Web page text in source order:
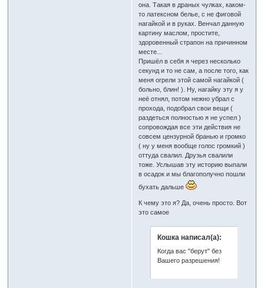
она. Такая в драных чулках, каком-
то латексном белье, с не фиговой
нагайкой и в руках. Венчал данную
картину маслом, простите,
здоровенный страпон на причинном
месте...
Пришёл в себя я через несколько
секунд и то не сам, а после того, как
меня огрели этой самой нагайкой (
больно, блин! ). Ну, нагайку эту я у
неё отнял, потом нежно убрал с
прохода, подобрал свои вещи (
раздеться полностью я не успел )
сопровождая все эти действия не
совсем цензурной бранью и громко
( ну у меня вообще голос громкий )
оттуда свалил. Друзья свалили
тоже. Услышав эту историю выпали
в осадок и мы благополучно пошли
бухать дальше
К чему это я? Да, очень просто. Вот
это самое
Кошка написал(а):
Когда вас "берут" без
Вашего разрешения!